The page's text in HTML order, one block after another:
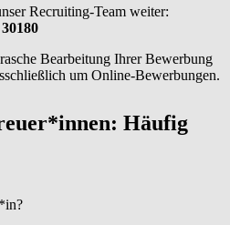
Recruiting-Team weiter:
Bearbeitung Ihrer Bewerbung
um Online-Bewerbungen.
Häufig